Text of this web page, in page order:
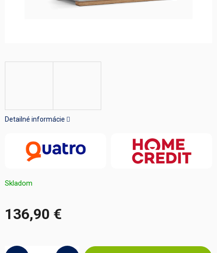
136,90 €
Skladom
Detailné informácie